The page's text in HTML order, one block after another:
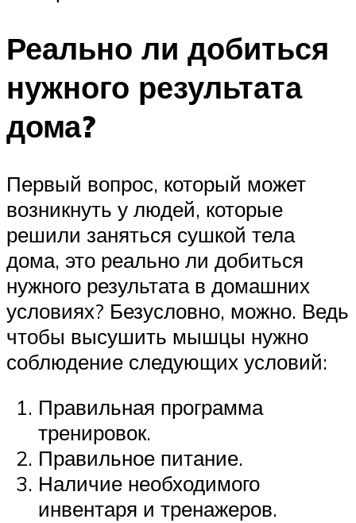
Реально ли добиться
нужного результата
дома?
Первый вопрос, который может
возникнуть у людей, которые
решили заняться сушкой тела
дома, это реально ли добиться
нужного результата в домашних
условиях? Безусловно, можно. Ведь
чтобы высушить мышцы нужно
соблюдение следующих условий:
Правильная программа
тренировок.
Правильное питание.
Наличие необходимого
инвентаря и тренажеров.